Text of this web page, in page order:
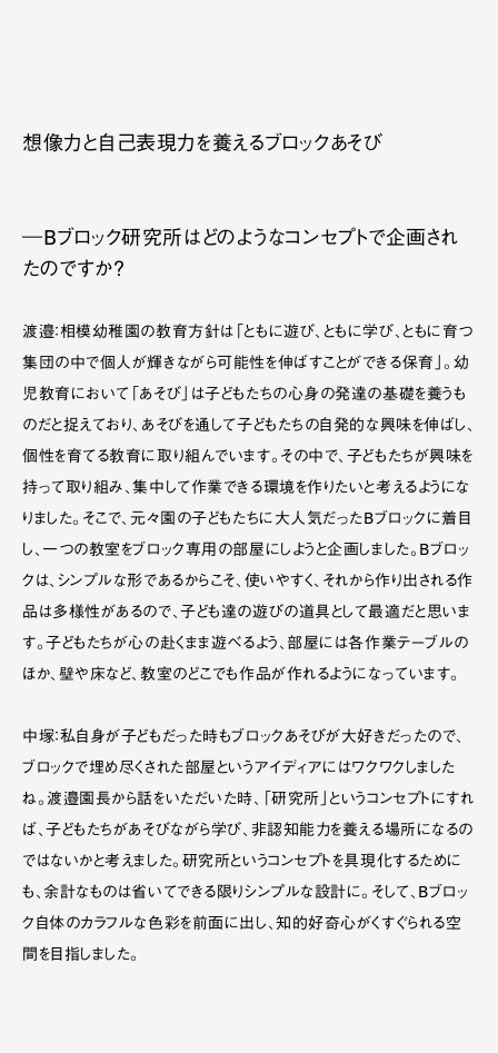
想像力と自己表現力を養えるブロックあそび
―Bブロック研究所はどのようなコンセプトで企画され
たのですか？
渡邉：相模幼稚園の教育方針は「ともに遊び、ともに学び、ともに育つ
集団の中で個人が輝きながら可能性を伸ばすことができる保育」。幼
児教育において「あそび」は子どもたちの心身の発達の基礎を養うも
のだと捉えており、あそびを通して子どもたちの自発的な興味を伸ばし、
個性を育てる教育に取り組んでいます。その中で、子どもたちが興味を
持って取り組み、集中して作業できる環境を作りたいと考えるようにな
りました。そこで、元々園の子どもたちに大人気だったBブロックに着目
し、一つの教室をブロック専用の部屋にしようと企画しました。Bブロッ
クは、シンプルな形であるからこそ、使いやすく、それから作り出される作
品は多様性があるので、子ども達の遊びの道具として最適だと思いま
す。子どもたちが心の赴くまま遊べるよう、部屋には各作業テーブルの
ほか、壁や床など、教室のどこでも作品が作れるようになっています。
中塚：私自身が子どもだった時もブロックあそびが大好きだったので、
ブロックで埋め尽くされた部屋というアイディアにはワクワクしました
ね。渡邉園長から話をいただいた時、「研究所」というコンセプトにすれ
ば、子どもたちがあそびながら学び、非認知能力を養える場所になるの
ではないかと考えました。研究所というコンセプトを具現化するために
も、余計なものは省いてできる限りシンプルな設計に。そして、Bブロッ
ク自体のカラフルな色彩を前面に出し、知的好奇心がくすぐられる空
間を目指しました。